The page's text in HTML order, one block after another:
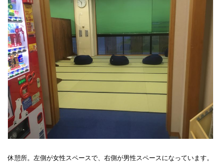
休憩所。左側が女性スペースで、右側が男性スペースになっています。